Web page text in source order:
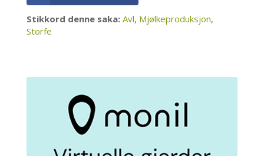
Stikkord denne saka: Avl, Mjølkeproduksjon,
Storfe